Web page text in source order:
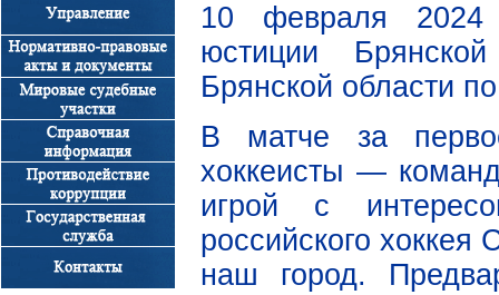
10 февраля 2024
юстиции
Брянской области
В матче за
хоккеисты —
игрой с
российского
наш город.